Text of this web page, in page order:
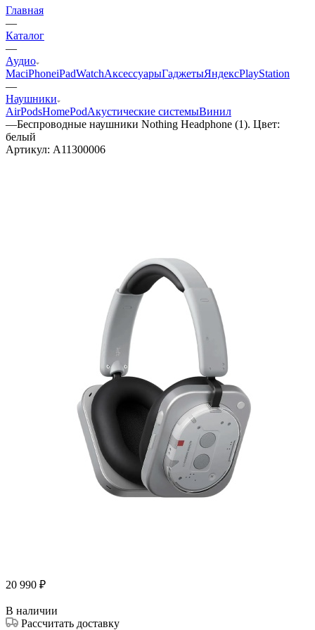
Главная
—
Каталог
—
Аудио
MaciPhoneiPadWatchАксессуарыГаджетыЯндексPlayStation
—
Наушники
AirPodsHomePodАкустические системыВинил
—Беспроводные наушники Nothing Headphone (1). Цвет:
белый
Артикул: A11300006
20 990 ₽
В наличии
Рассчитать доставку